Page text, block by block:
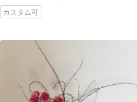
カスタム可